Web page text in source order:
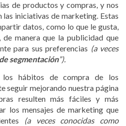
de productos y compras, y nos
las iniciativas de marketing. Estas
datos, como lo que le gusta,
de manera que la publicidad que
para sus preferencias (a veces
segmentación”).
los hábitos de compra de los
seguir mejorando nuestra página
resulten más fáciles y más
los mensajes de marketing que
(a veces conocidas como